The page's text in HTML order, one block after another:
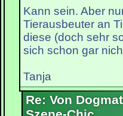
Kann sein. Aber
Tierausbeuter an
diese (doch sehr
sich schon gar
Tanja
Re: Von